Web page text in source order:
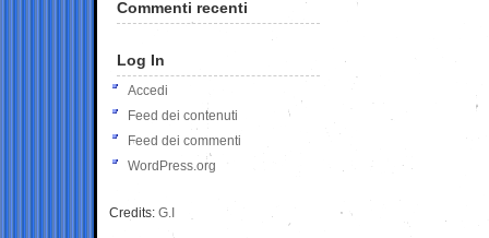
Commenti recenti
Log In
Accedi
Feed dei contenuti
Feed dei commenti
WordPress.org
Credits: G.I